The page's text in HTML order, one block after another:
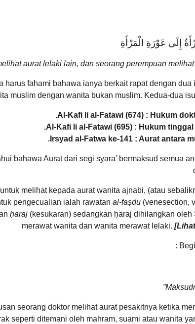
إِلَى عَوْرَةِ الْمَرْأَةِ
aurat lelaki lain, dan seorang perempuan
fahami bahawa ianya berkait rapat dengan
muslim dengan wanita bukan muslim. Kedua-dua
Al-Kafi li al-Fatawi (674) : Hukum
Al-Kafi li al-Fatawi (695) : Hukum
Irsyad al-Fatwa ke-141 : Aurat antara
bahawa Aurat dari segi syara’ bermaksud semua
melihat kepada aurat wanita ajnabi, (atau
pengecualian ialah rawatan al-faṣdu (venesection,
ḥaraj (kesukaran) sedangkan ḥaraj dihilangkan
merawat wanita dan wanita merawat lelaki.
seorang doktor melihat aurat pesakitnya ketika
seperti ditemani oleh mahram, suami atau wanita